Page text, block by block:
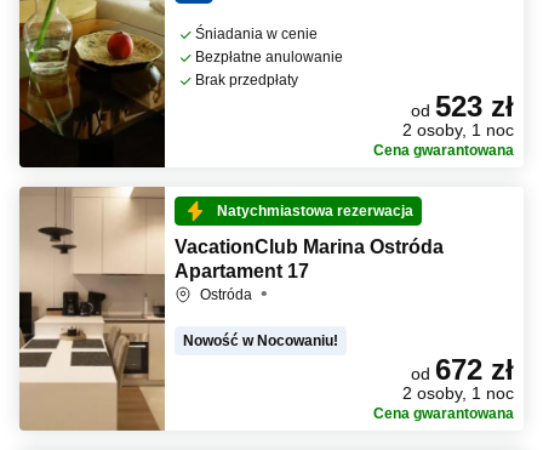
Śniadania w cenie
Bezpłatne anulowanie
Brak przedpłaty
od 523 zł
2 osoby, 1 noc
Cena gwarantowana
Natychmiastowa rezerwacja
VacationClub Marina Ostróda
Apartament 17
Ostróda
Nowość w Nocowaniu!
od 672 zł
2 osoby, 1 noc
Cena gwarantowana